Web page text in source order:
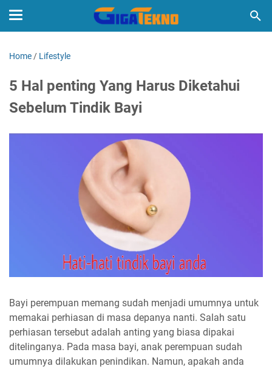
Home / Lifestyle
5 Hal penting Yang Harus Diketahui
Sebelum Tindik Bayi
Bayi perempuan memang sudah menjadi umumnya untuk
memakai perhiasan di masa depanya nanti. Salah satu
perhiasan tersebut adalah anting yang biasa dipakai
ditelinganya. Pada masa bayi, anak perempuan sudah
umumnya dilakukan penindikan. Namun, apakah anda